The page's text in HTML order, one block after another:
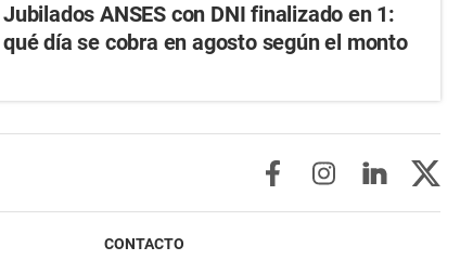
Jubilados ANSES con DNI finalizado en 1:
qué día se cobra en agosto según el monto
CONTACTO